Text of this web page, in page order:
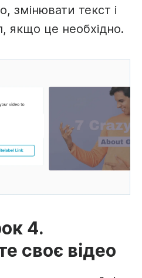
змінювати текст і
якщо це необхідно.
4.
своє відео